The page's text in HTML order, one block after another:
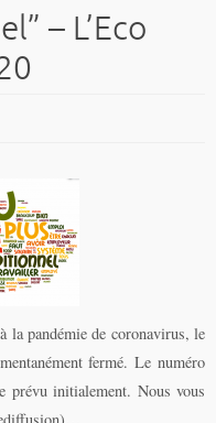
– L’Eco
la pandémie de coronavirus, le
fermé. Le numéro
prévu initialement. Nous vous